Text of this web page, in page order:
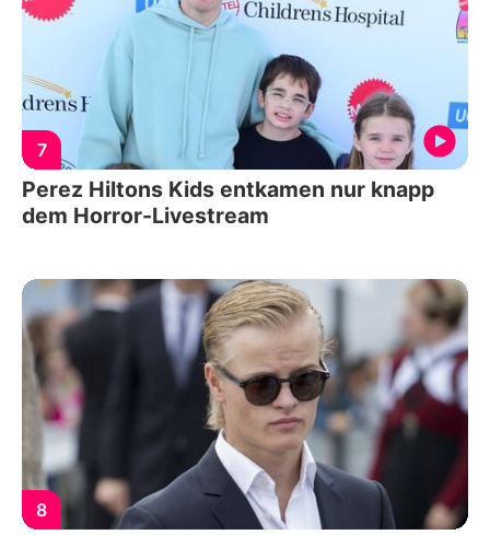
7
Perez Hiltons Kids entkamen nur knapp
dem Horror-Livestream
8